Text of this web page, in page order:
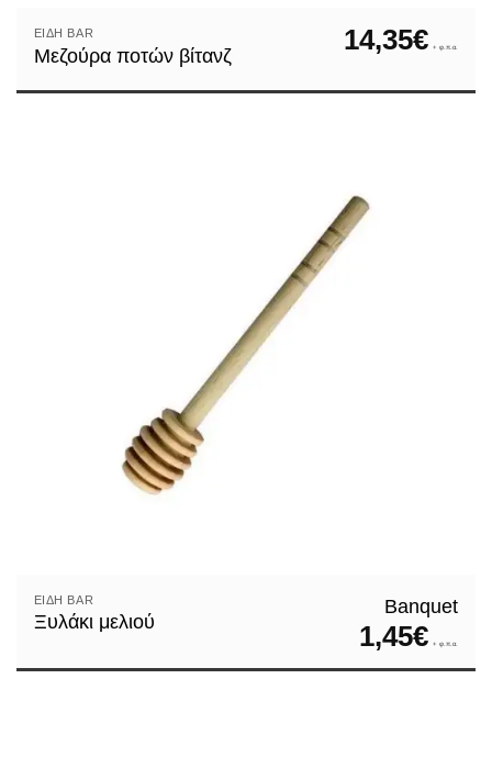
ΕΊΔΗ ΒAR
Μεζούρα ποτών βίτανζ 14,35€ + φ.π.α.
ΕΊΔΗ ΒAR
Ξυλάκι μελιού
Banquet
1,45€ + φ.π.α.